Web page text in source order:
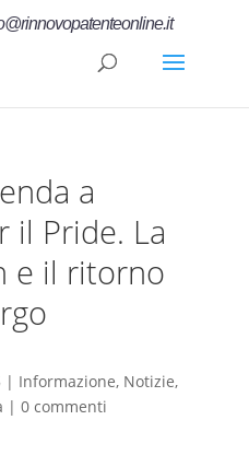
a
il Pride. La
e il ritorno
| Informazione, Notizie,
| 0 commenti